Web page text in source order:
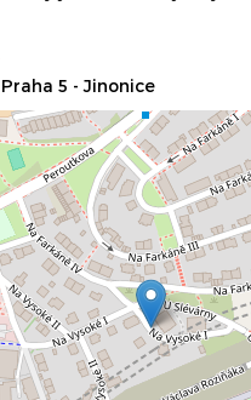
5 - Jinonice